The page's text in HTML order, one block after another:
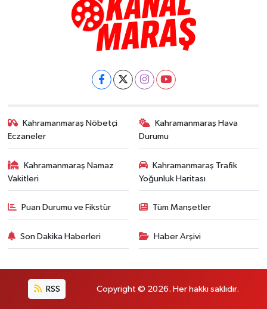
Kahramanmaraş Nöbetçi
Eczaneler
Kahramanmaraş Hava
Durumu
Kahramanmaraş Namaz
Vakitleri
Kahramanmaraş Trafik
Yoğunluk Haritası
Puan Durumu ve Fikstür Tüm Manşetler
Son Dakika Haberleri Haber Arşivi
RSS Copyright © 2026. Her hakkı saklıdır.